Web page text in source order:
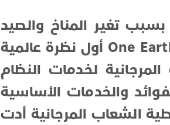
تغير المناخ والصيد
الجائر والتلوث. الآن، يقدم الباحثون في مجلة One Earth أول نظرة عالمية
لخدمات النظام
والخدمات الأساسية
الشعاب المرجانية أدت